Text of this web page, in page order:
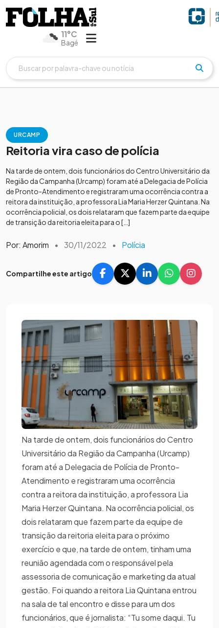
11°C
Bagé
URCAMP
Reitoria vira caso de polícia
Na tarde de ontem, dois funcionários do Centro Universitário da
Região da Campanha (Urcamp) foram até a Delegacia de Polícia
de Pronto-Atendimento e registraram uma ocorrência contra a
reitora da instituição, a professora Lia Maria Herzer Quintana. Na
ocorrência policial, os dois relataram que fazem parte da equipe
de transição da reitoria eleita para o […]
Por: Amorim • 30/11/2022 • Polícia
Compartilhe este artigo
Na tarde de ontem, dois funcionários do Centro
Universitário da Região da Campanha (Urcamp)
foram até a Delegacia de Polícia de Pronto-
Atendimento e registraram uma ocorrência
contra a reitora da instituição, a professora Lia
Maria Herzer Quintana. Na ocorrência policial, os
dois relataram que fazem parte da equipe de
transição da reitoria eleita para o próximo
exercício e que, na tarde de ontem, tinham uma
reunião agendada com o responsável pela
assessoria de comunicação e marketing da atual
gestão. Foi quando a reitora Lia Quintana entrou
na sala de tal encontro e disse para um dos
funcionários, que é jornalista: “Tu some daqui. Tu